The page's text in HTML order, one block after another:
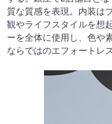
質な質感を表現。内装は
観やライフスタイルを想
ーを全体に使用し、色や
ならではのエフォートレ